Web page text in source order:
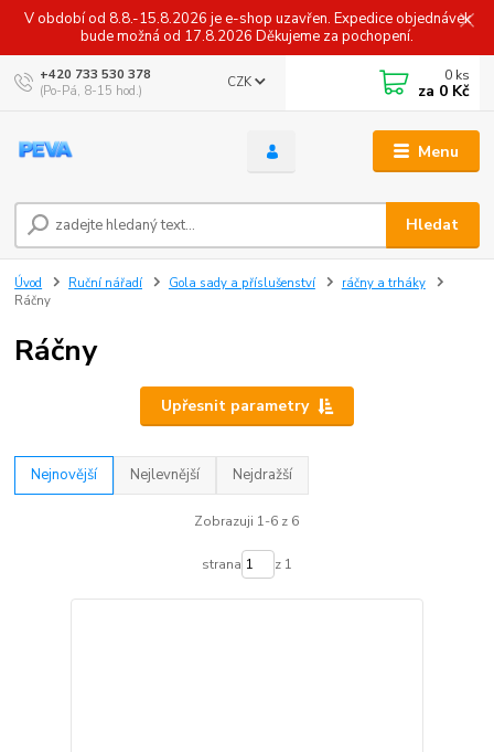
V období od 8.8.-15.8.2026 je e-shop uzavřen. Expedice objednávek
bude možná od 17.8.2026 Děkujeme za pochopení.
Menu
CZK
Hledat
+420 733 530 378
(Po-Pá, 8-15 hod.)
0 ks
za 0 Kč
Úvod Ruční nářadí Gola sady a příslušenství
ráčny a trháky
Ráčny
Ráčny
Upřesnit parametry
Nejnovější Nejlevnější Nejdražší
Zobrazuji 1-6 z 6
strana z 1